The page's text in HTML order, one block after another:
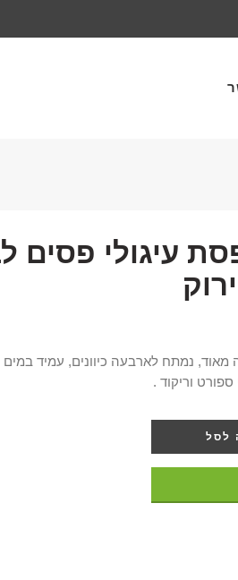
עיגולי פסים
מאוד, נמתח לארבעה כיוונים, עמיד
ספורט וריקוד .
לסל